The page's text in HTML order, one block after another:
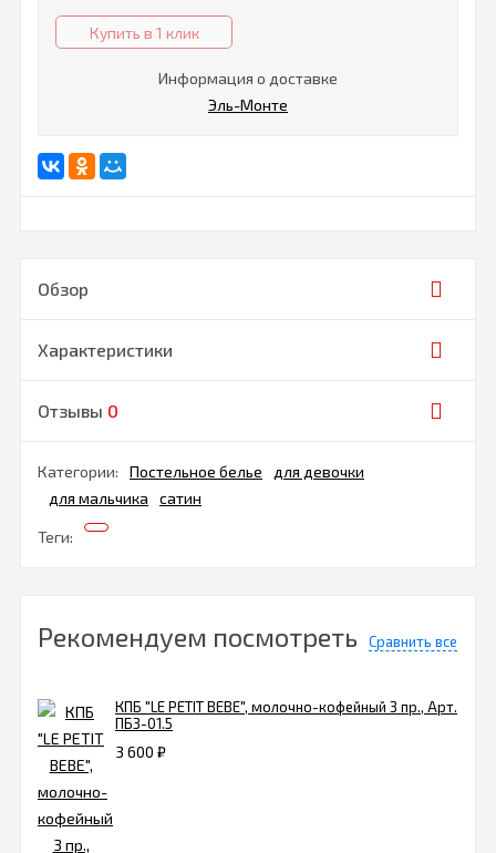
Купить в 1 клик
Информация о доставке
Эль-Монте
Обзор
Характеристики
Отзывы 0
Категории: Постельное белье
для девочки
для мальчика
сатин
Теги:
Рекомендуем посмотреть Сравнить все
КПБ "LE PETIT BEBE", молочно-кофейный 3 пр., Арт.
ПБ3-01.5
3 600 ₽